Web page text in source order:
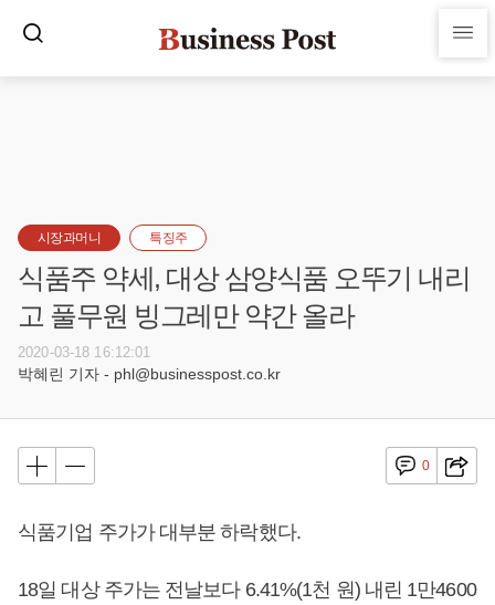
시장과머니 특징주
식품주 약세, 대상 삼양식품 오뚜기 내리
고 풀무원 빙그레만 약간 올라
2020-03-18 16:12:01
박혜린 기자 - phl@businesspost.co.kr
0
식품기업 주가가 대부분 하락했다.
18일 대상 주가는 전날보다 6.41%(1천 원) 내린 1만4600